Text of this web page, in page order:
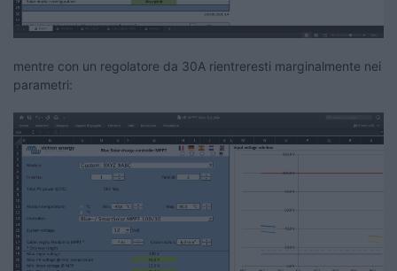
mentre con un regolatore da 30A rientreresti marginalmente nei
parametri: